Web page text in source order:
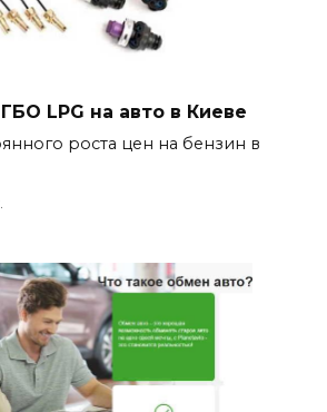
LPG на авто в Киеве
роста цен на бензин в